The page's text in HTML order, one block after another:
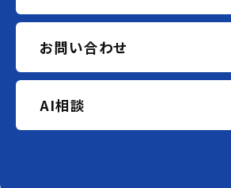
お問い合わせ
AI相談